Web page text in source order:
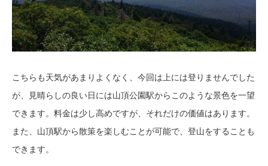
こちらも天気があまりよくなく、今回は上には登りませんでした
が、見晴らしの良い日には山頂公園駅からこのような景色を一望
できます。料金は少し高めですが、それだけの価値はあります。
また、山頂駅から散策を楽しむことが可能で、登山をすることも
できます。